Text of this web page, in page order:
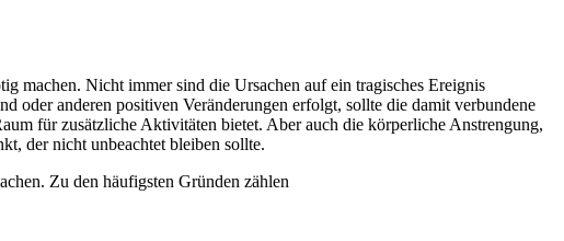
machen. Nicht immer sind die Ursachen auf ein tragisches Ereignis
oder anderen positiven Veränderungen erfolgt, sollte die damit verbundene
für zusätzliche Aktivitäten bietet. Aber auch die körperliche Anstrengung,
der nicht unbeachtet bleiben sollte.
Zu den häufigsten Gründen zählen